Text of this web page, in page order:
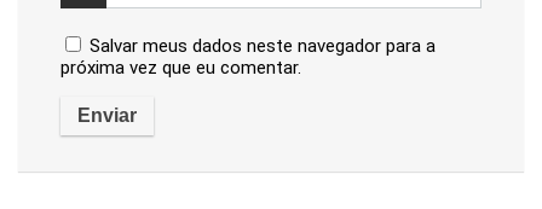
Salvar meus dados neste navegador para a
próxima vez que eu comentar.